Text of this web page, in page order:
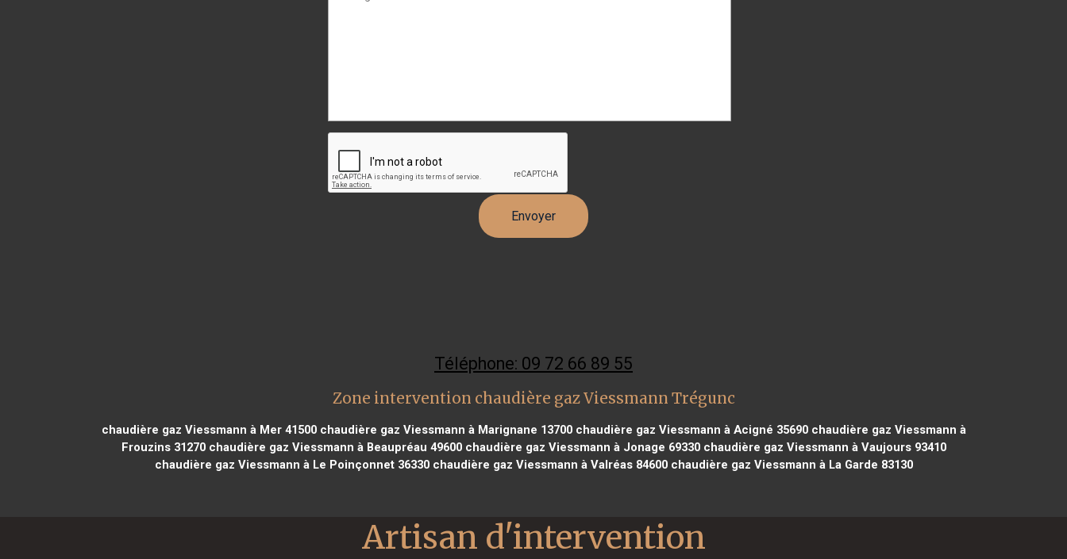
Téléphone: 09 72 66 89 55
Zone intervention chaudière gaz Viessmann Trégunc
chaudière gaz Viessmann à Mer 41500chaudière gaz Viessmann à Marignane 13700chaudière gaz Viessmann à Acigné 35690chaudière gaz Viessmann à
Frouzins 31270chaudière gaz Viessmann à Beaupréau 49600chaudière gaz Viessmann à Jonage 69330chaudière gaz Viessmann à Vaujours 93410
chaudière gaz Viessmann à Le Poinçonnet 36330chaudière gaz Viessmann à Valréas 84600chaudière gaz Viessmann à La Garde 83130
Artisan d'intervention